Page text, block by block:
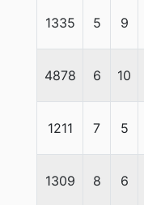
1335 5 9
4878 6 10
1211 7 5
1309 8 6